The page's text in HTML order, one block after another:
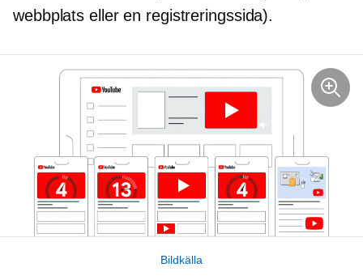
webbplats eller en registreringssida).
Bildkälla